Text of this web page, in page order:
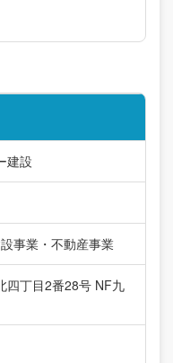
建設
事業・不動産事業
四丁目2番28号 NF九